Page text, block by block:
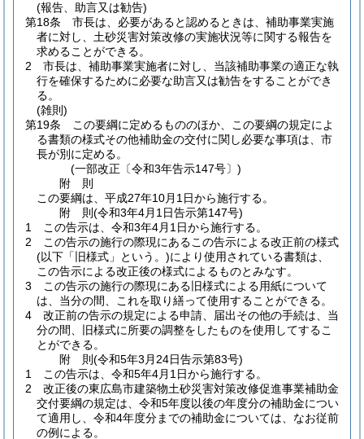
(報告、助言又は勧告)
第18条
市長は、必要があると認めるときは、補助事業実施
者に対し、土砂災害対策改修の実施状況等に関する報告を
求めることができる。
2
市長は、補助事業実施者に対し、当該補助事業の適正な執
行を確保するために必要な助言又は勧告をすることができ
る。
(雑則)
第19条
この要綱に定めるもののほか、この要綱の規定によ
る書類の様式その他補助金の交付に関し必要な事項は、市
長が別に定める。
(一部改正〔令和3年告示147号〕)
附 則
この要綱は、平成27年10月1日から施行する。
附 則(令和3年4月1日告示第147号)
1
この告示は、令和3年4月1日から施行する。
2
この告示の施行の際現にあるこの告示による改正前の様式
(以下「旧様式」という。)により使用されている書類は、
この告示による改正後の様式によるものとみなす。
3
この告示の施行の際現にある旧様式による用紙について
は、当分の間、これを取り繕って使用することができる。
4
改正前の告示の規定による申請、届出その他の手続は、当
分の間、旧様式に所要の調整をしたものを使用してするこ
とができる。
附 則(令和5年3月24日告示第83号)
1
この告示は、令和5年4月1日から施行する。
2
改正後の東広島市建築物土砂災害対策改修促進事業補助金
交付要綱の規定は、令和5年度以後の年度分の補助金につい
て適用し、令和4年度分までの補助金については、なお従前
の例による。